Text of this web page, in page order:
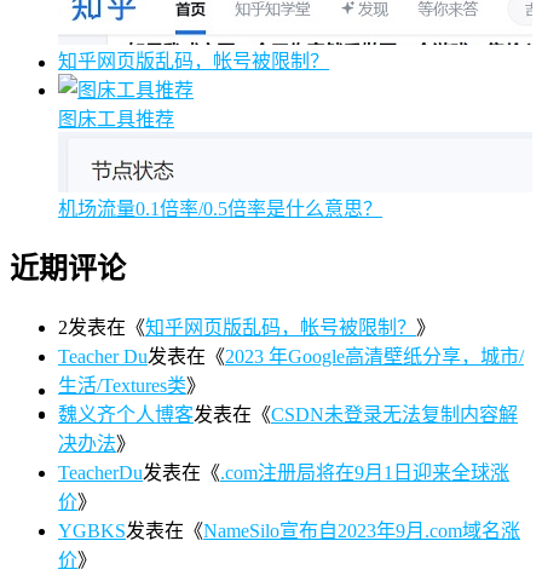
知乎网页版乱码，帐号被限制？
图床工具推荐
机场流量0.1倍率/0.5倍率是什么意思？
近期评论
2发表在《知乎网页版乱码，帐号被限制？ 》
Teacher Du发表在《2023 年Google高清壁纸分享，城市/
生活/Textures类》
魏义齐个人博客发表在《CSDN未登录无法复制内容解
决办法》
TeacherDu发表在《.com注册局将在9月1日迎来全球涨
价》
YGBKS发表在《NameSilo宣布自2023年9月.com域名涨
价》